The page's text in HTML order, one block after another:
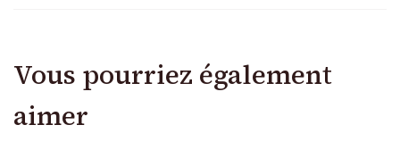
Vous pourriez également
aimer